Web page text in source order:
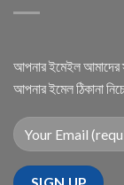
আপনার ইমেইল আমাদের
আপনার ইমেল ঠিকানা